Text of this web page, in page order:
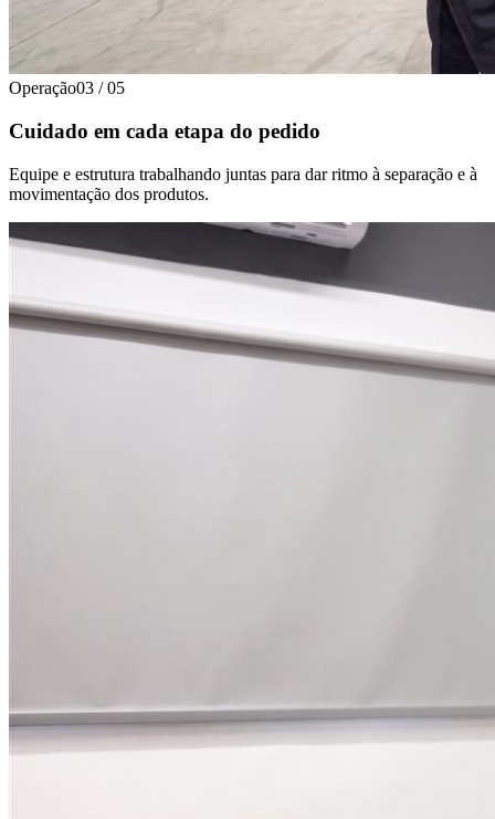
Operação03 / 05
Cuidado em cada etapa do pedido
Equipe e estrutura trabalhando juntas para dar ritmo à separação e à
movimentação dos produtos.